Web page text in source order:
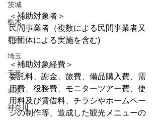
茨城
栃木
群馬
埼玉
千葉
東京
神奈川
＜補助対象者＞
民間事業者（複数による民間事業者又
は団体による実施を含む)
＜補助対象経費＞
委託料、謝金、旅費、備品購入費、需
用費、役務費、モニターツアー費、使
用料及び賃借料、チラシやホームペー
ジの制作等、造成した観光メニューの